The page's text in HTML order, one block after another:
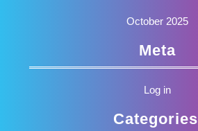
October 2025
Meta
Log in
Categories